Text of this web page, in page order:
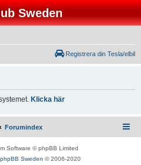
Sweden
Registrera din Tesla/elbil
Klicka här
Forumindex
Software © phpBB Limited
phpBB Sweden © 2006-2020